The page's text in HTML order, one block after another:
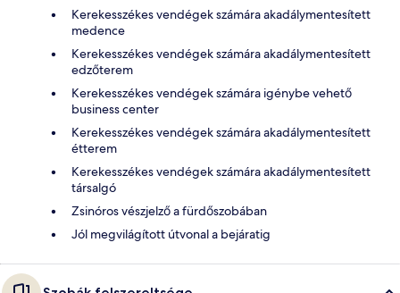
Kerekesszékes vendégek számára akadálymentesített
medence
Kerekesszékes vendégek számára akadálymentesített
edzőterem
Kerekesszékes vendégek számára igénybe vehető
business center
Kerekesszékes vendégek számára akadálymentesített
étterem
Kerekesszékes vendégek számára akadálymentesített
társalgó
Zsinóros vészjelző a fürdőszobában
Jól megvilágított útvonal a bejáratig